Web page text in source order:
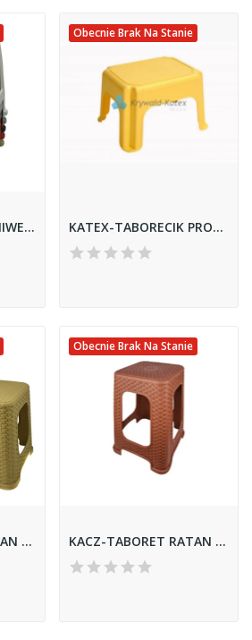
KATEX-TABORET UNIWERSALALNY MIDI
Obecnie Brak Na Stanie
KATEX-TABORECIK PROSTOKĄTNY
KACZ-TABORET RATAN MAŁY 11-094
Obecnie Brak Na Stanie
KACZ-TABORET RATAN DUŻY 11-095